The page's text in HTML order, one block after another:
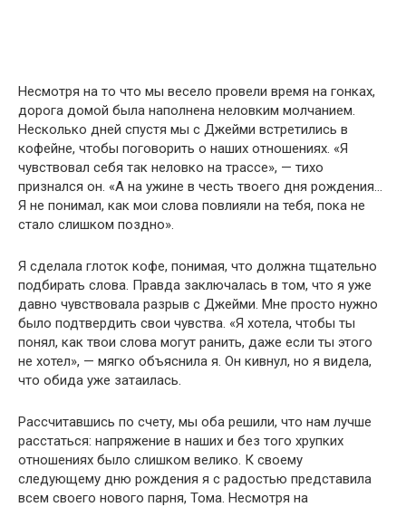
Несмотря на то что мы весело провели время на гонках,
дорога домой была наполнена неловким молчанием.
Несколько дней спустя мы с Джейми встретились в
кофейне, чтобы поговорить о наших отношениях. «Я
чувствовал себя так неловко на трассе», — тихо
признался он. «А на ужине в честь твоего дня рождения…
Я не понимал, как мои слова повлияли на тебя, пока не
стало слишком поздно».
Я сделала глоток кофе, понимая, что должна тщательно
подбирать слова. Правда заключалась в том, что я уже
давно чувствовала разрыв с Джейми. Мне просто нужно
было подтвердить свои чувства. «Я хотела, чтобы ты
понял, как твои слова могут ранить, даже если ты этого
не хотел», — мягко объяснила я. Он кивнул, но я видела,
что обида уже затаилась.
Рассчитавшись по счету, мы оба решили, что нам лучше
расстаться: напряжение в наших и без того хрупких
отношениях было слишком велико. К своему
следующему дню рождения я с радостью представила
всем своего нового парня, Тома. Несмотря на